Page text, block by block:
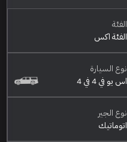
الفئة
الفئة اكس
نوع السيارة
اس يو في 4 في 4
نوع الجير
اتوماتيك